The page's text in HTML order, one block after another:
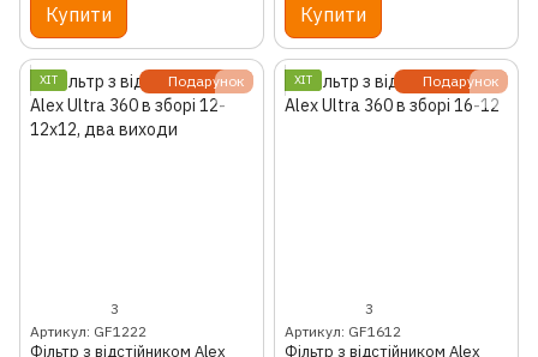
Купити Купити
Подарунок
ХІТ
3
Артикул: GF1222
Фільтр з відстійником Alex
Подарунок
ХІТ
3
Артикул: GF1612
Фільтр з відстійником Alex